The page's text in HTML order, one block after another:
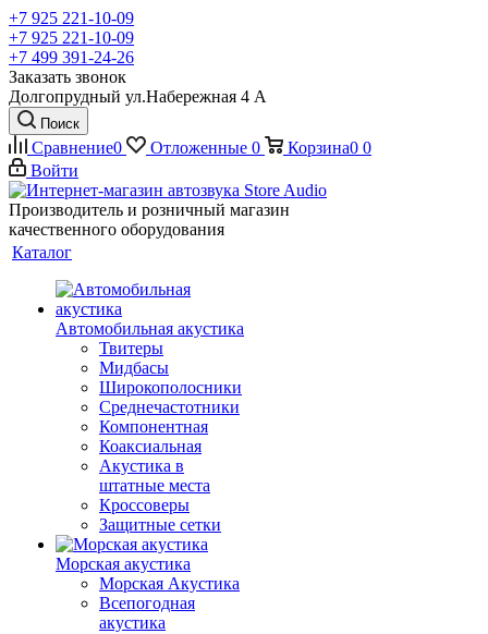
+7 925 221-10-09
+7 925 221-10-09
+7 499 391-24-26
Заказать звонок
Долгопрудный ул.Набережная 4 А
Поиск
Сравнение0 Отложенные 0 Корзина0 0
Войти
Производитель и розничный магазин
качественного оборудования
Каталог
Автомобильная акустика
Твитеры
Мидбасы
Широкополосники
Среднечастотники
Компонентная
Коаксиальная
Акустика в
штатные места
Кроссоверы
Защитные сетки
Морская акустика
Морская Акустика
Всепогодная
акустика